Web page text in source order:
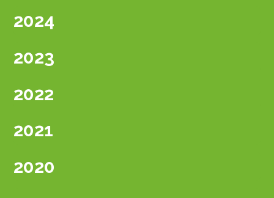
2024
2023
2022
2021
2020